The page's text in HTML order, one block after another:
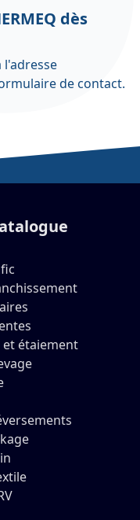
dès
l'adresse
de contact.
étaiement